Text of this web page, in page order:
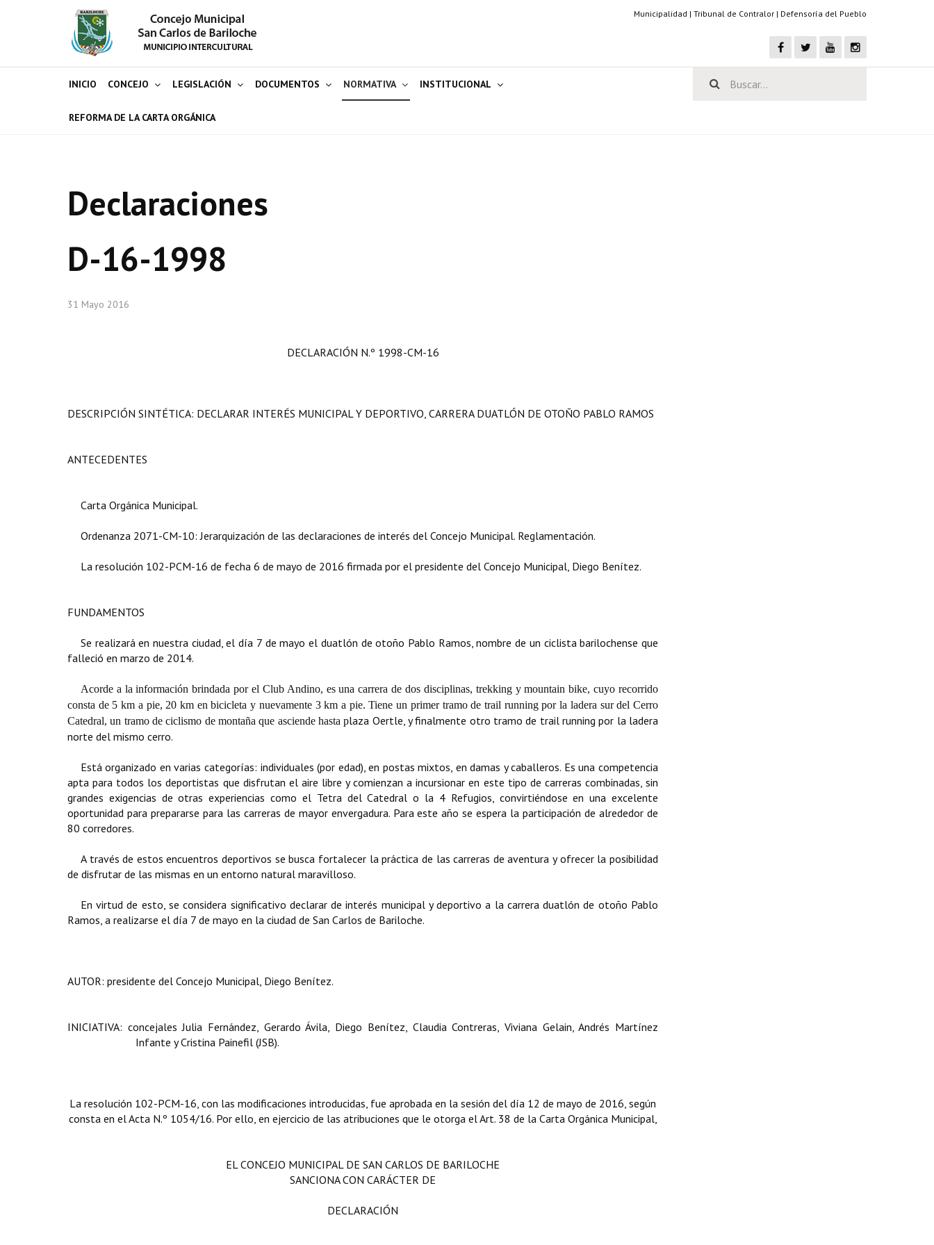
Municipalidad | Tribunal de Contralor | Defensoría del Pueblo
INICIO CONCEJO LEGISLACIÓN DOCUMENTOS NORMATIVA INSTITUCIONAL
REFORMA DE LA CARTA ORGÁNICA
Declaraciones
D-16-1998
31 Mayo 2016
DECLARACIÓN N.º 1998-CM-16
DESCRIPCIÓN SINTÉTICA: DECLARAR INTERÉS MUNICIPAL Y DEPORTIVO, CARRERA DUATLÓN DE OTOÑO PABLO RAMOS
ANTECEDENTES
Carta Orgánica Municipal.
Ordenanza 2071-CM-10: Jerarquización de las declaraciones de interés del Concejo Municipal. Reglamentación.
La resolución 102-PCM-16 de fecha 6 de mayo de 2016 firmada por el presidente del Concejo Municipal, Diego Benítez.
FUNDAMENTOS
Se realizará en nuestra ciudad, el día 7 de mayo el duatlón de otoño Pablo Ramos, nombre de un ciclista barilochense que
falleció en marzo de 2014.
Acorde a la información brindada por el Club Andino, es una carrera de dos disciplinas, trekking y mountain bike, cuyo recorrido
consta de 5 km a pie, 20 km en bicicleta y nuevamente 3 km a pie. Tiene un primer tramo de trail running por la ladera sur del Cerro
Catedral, un tramo de ciclismo de montaña que asciende hasta plaza Oertle, y finalmente otro tramo de trail running por la ladera
norte del mismo cerro.
Está organizado en varias categorías: individuales (por edad), en postas mixtos, en damas y caballeros. Es una competencia
apta para todos los deportistas que disfrutan el aire libre y comienzan a incursionar en este tipo de carreras combinadas, sin
grandes exigencias de otras experiencias como el Tetra del Catedral o la 4 Refugios, convirtiéndose en una excelente
oportunidad para prepararse para las carreras de mayor envergadura. Para este año se espera la participación de alrededor de
80 corredores.
A través de estos encuentros deportivos se busca fortalecer la práctica de las carreras de aventura y ofrecer la posibilidad
de disfrutar de las mismas en un entorno natural maravilloso.
En virtud de esto, se considera significativo declarar de interés municipal y deportivo a la carrera duatlón de otoño Pablo
Ramos, a realizarse el día 7 de mayo en la ciudad de San Carlos de Bariloche.
AUTOR: presidente del Concejo Municipal, Diego Benítez.
INICIATIVA: concejales Julia Fernández, Gerardo Ávila, Diego Benítez, Claudia Contreras, Viviana Gelain, Andrés Martínez
Infante y Cristina Painefil (JSB).
La resolución 102-PCM-16, con las modificaciones introducidas, fue aprobada en la sesión del día 12 de mayo de 2016, según
consta en el Acta N.º 1054/16. Por ello, en ejercicio de las atribuciones que le otorga el Art. 38 de la Carta Orgánica Municipal,
EL CONCEJO MUNICIPAL DE SAN CARLOS DE BARILOCHE
SANCIONA CON CARÁCTER DE
DECLARACIÓN